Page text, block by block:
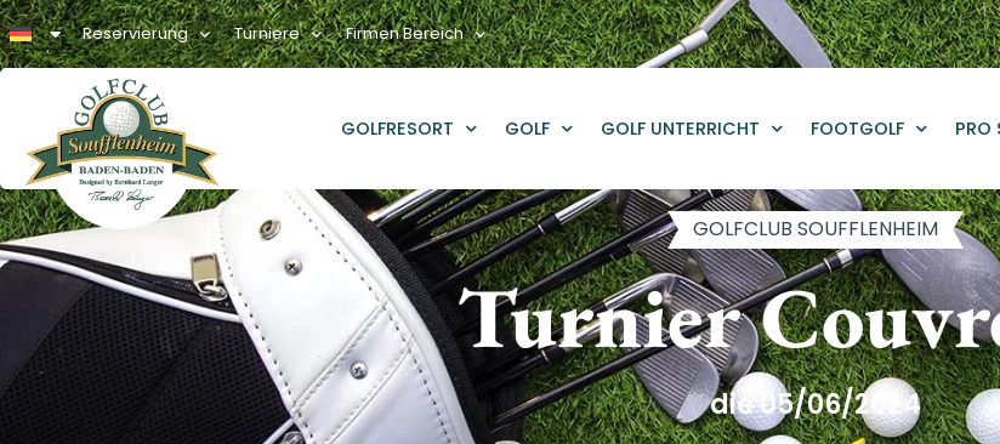
Reservierung Turniere Firmen Bereich
GOLFRESORT GOLF GOLF UNTERRICHT FOOTGOLF PRO
GOLFCLUB SOUFFLENHEIM
Turnier
die 05/06/2024